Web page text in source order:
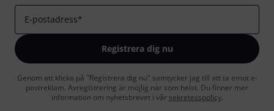
E-postadress*
Registrera dig nu
Genom att klicka på "Registrera dig nu" samtycker jag till att ta emot e-
postreklam. Avregistrering är möjlig när som helst. Du finner mer
information om nyhetsbrevet i vår sekretesspolicy.